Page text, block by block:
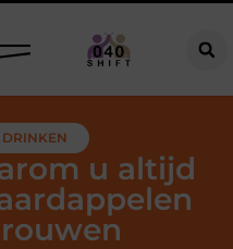
DRINKEN
u altijd